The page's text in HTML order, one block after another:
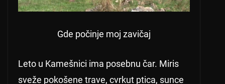
Gde počinje moj zavičaj
Leto u Kamešnici ima posebnu čar. Miris
sveže pokošene trave, cvrkut ptica, sunce